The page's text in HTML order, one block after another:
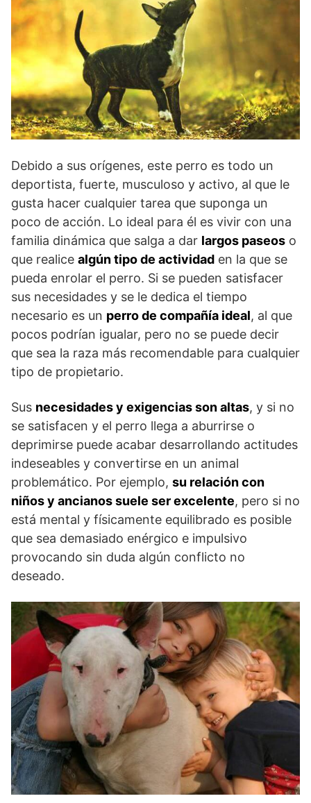
Debido a sus orígenes, este perro es todo un
deportista, fuerte, musculoso y activo, al que le
gusta hacer cualquier tarea que suponga un
poco de acción. Lo ideal para él es vivir con una
familia dinámica que salga a dar largos paseos o
que realice algún tipo de actividad en la que se
pueda enrolar el perro. Si se pueden satisfacer
sus necesidades y se le dedica el tiempo
necesario es un perro de compañía ideal, al que
pocos podrían igualar, pero no se puede decir
que sea la raza más recomendable para cualquier
tipo de propietario.
Sus necesidades y exigencias son altas, y si no
se satisfacen y el perro llega a aburrirse o
deprimirse puede acabar desarrollando actitudes
indeseables y convertirse en un animal
problemático. Por ejemplo, su relación con
niños y ancianos suele ser excelente, pero si no
está mental y físicamente equilibrado es posible
que sea demasiado enérgico e impulsivo
provocando sin duda algún conflicto no
deseado.